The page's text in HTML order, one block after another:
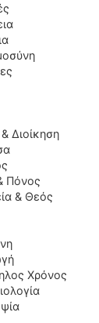
Διοίκηση
Πόνος
& Θεός
Χρόνος